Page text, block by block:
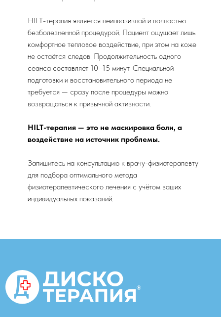
HILT-терапия является неинвазивной и полностью
безболезненной процедурой. Пациент ощущает лишь
комфортное тепловое воздействие, при этом на коже
не остаётся следов. Продолжительность одного
сеанса составляет 10–15 минут. Специальной
подготовки и восстановительного периода не
требуется — сразу после процедуры можно
возвращаться к привычной активности.
HILT-терапия — это не маскировка боли, а
воздействие на источник проблемы.
Запишитесь на консультацию к врачу-физиотерапевту
для подбора оптимального метода
физиотерапевтического лечения с учётом ваших
индивидуальных показаний.